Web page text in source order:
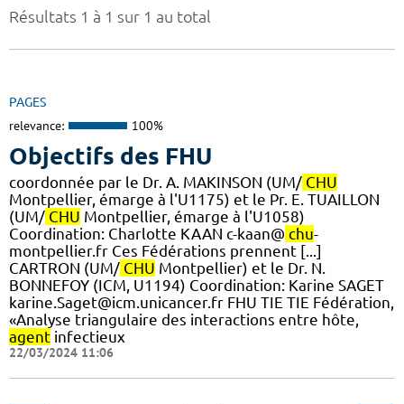
Résultats 1 à 1 sur 1 au total
PAGES
relevance: 100%
Objectifs des FHU
coordonnée par le Dr. A. MAKINSON (UM/ CHU
Montpellier, émarge à l'U1175) et le Pr. E. TUAILLON
(UM/ CHU Montpellier, émarge à l'U1058) ​
Coordination: Charlotte KAAN c-kaan@ chu-
montpellier.fr Ces Fédérations prennent [...]
CARTRON (UM/ CHU Montpellier) et le Dr. N.
BONNEFOY (ICM, U1194) Coordination: Karine SAGET
karine.Saget@icm.unicancer.fr FHU TIE TIE Fédération,
«Analyse triangulaire des interactions entre hôte,
agent infectieux
22/03/2024 11:06